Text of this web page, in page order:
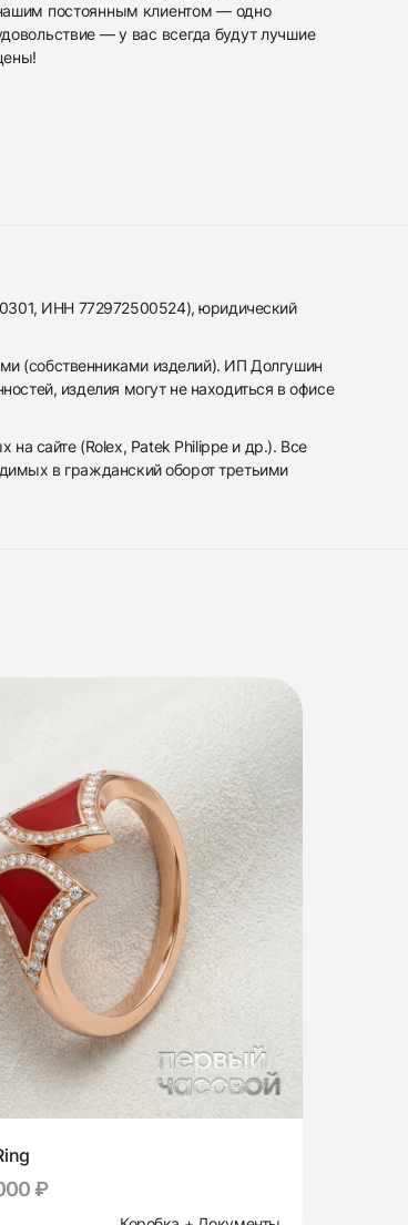
постоянным клиентом — одно
— у вас всегда будут лучшие
ИНН 772972500524), юридический
(собственниками изделий). ИП Долгушин
изделия могут не находиться в офисе
сайте (Rolex, Patek Philippe и др.). Все
в гражданский оборот третьими
₽